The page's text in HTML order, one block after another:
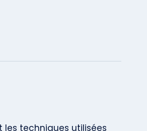
les techniques utilisées